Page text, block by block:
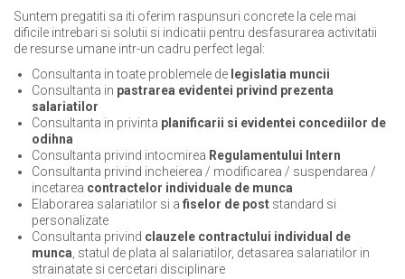
Suntem pregatiti sa iti oferim raspunsuri concrete la cele mai
dificile intrebari si solutii si indicatii pentru desfasurarea activitatii
de resurse umane intr-un cadru perfect legal:
Consultanta in toate problemele de legislatia muncii
Consultanta in pastrarea evidentei privind prezenta
salariatilor
Consultanta in privinta planificarii si evidentei concediilor de
odihna
Consultanta privind intocmirea Regulamentului Intern
Consultanta privind incheierea / modificarea / suspendarea /
incetarea contractelor individuale de munca
Elaborarea salariatilor si a fiselor de post standard si
personalizate
Consultanta privind clauzele contractului individual de
munca , statul de plata al salariatilor, detasarea salariatilor in
strainatate si cercetari disciplinare